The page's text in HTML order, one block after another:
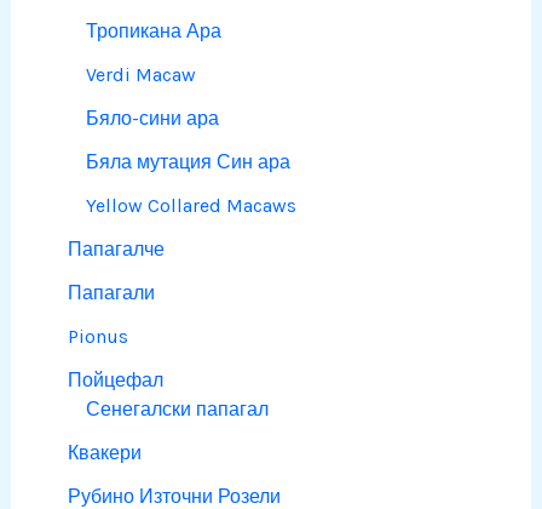
Тропикана Ара
Verdi Macaw
Бяло-сини ара
Бяла мутация Син ара
Yellow Collared Macaws
Папагалче
Папагали
Pionus
Пойцефал
Сенегалски папагал
Квакери
Рубино Източни Розели